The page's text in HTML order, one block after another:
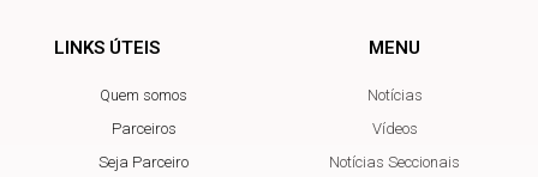
LINKS ÚTEIS
Quem somos
Parceiros
Seja Parceiro
MENU
Notícias
Vídeos
Notícias Seccionais